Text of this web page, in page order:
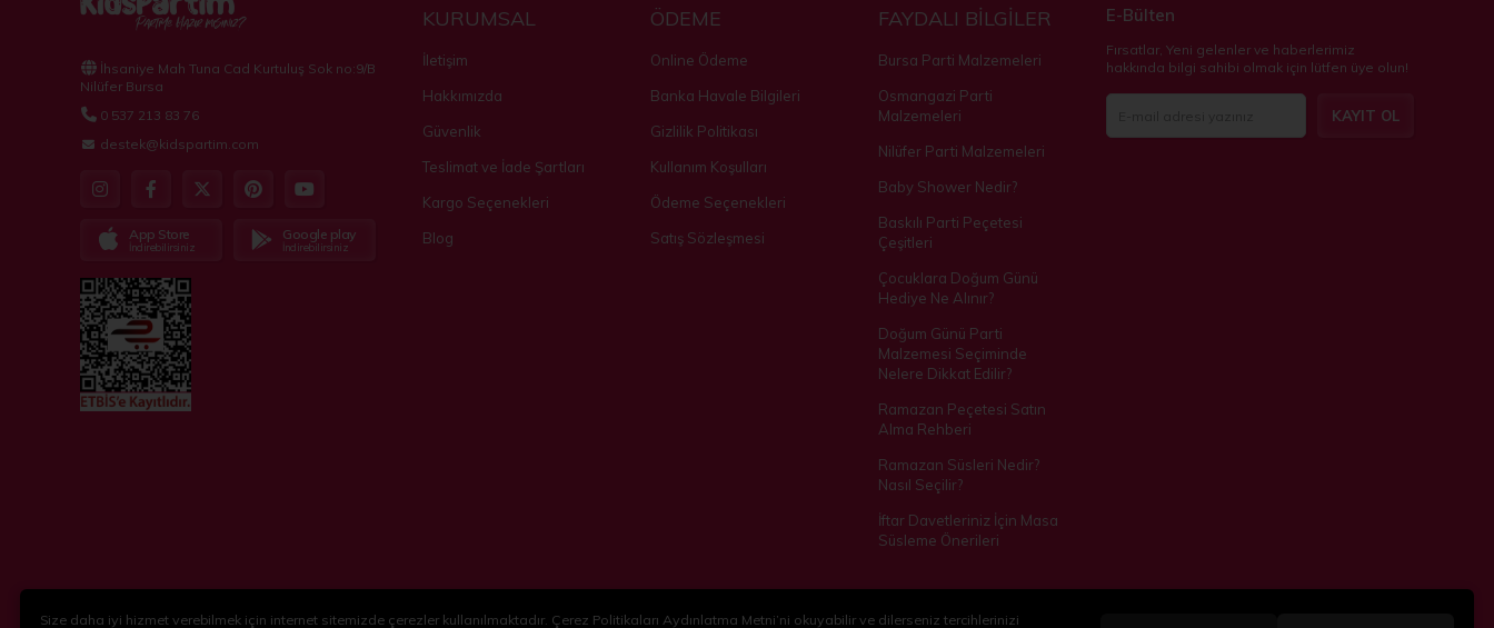
İhsaniye Mah Tuna Cad Kurtuluş Sok no:9/B
Nilüfer Bursa
0 537 213 83 76
destek@kidspartim.com
App Store
İndirebilirsiniz
Google play
İndirebilirsiniz
E-Bülten
Fırsatlar, Yeni gelenler ve haberlerimiz
hakkında bilgi sahibi olmak için lütfen üye olun!
KAYIT OL
KURUMSAL
İletişim
Hakkımızda
Güvenlik
Teslimat ve İade Şartları
Kargo Seçenekleri
Blog
ÖDEME
Online Ödeme
Banka Havale Bilgileri
Gizlilik Politikası
Kullanım Koşulları
Ödeme Seçenekleri
Satış Sözleşmesi
FAYDALI BİLGİLER
Bursa Parti Malzemeleri
Osmangazi Parti
Malzemeleri
Nilüfer Parti Malzemeleri
Baby Shower Nedir?
Baskılı Parti Peçetesi
Çeşitleri
Çocuklara Doğum Günü
Hediye Ne Alınır?
Doğum Günü Parti
Malzemesi Seçiminde
Nelere Dikkat Edilir?
Ramazan Peçetesi Satın
Alma Rehberi
Ramazan Süsleri Nedir?
Nasıl Seçilir?
İftar Davetleriniz İçin Masa
Süsleme Önerileri
Size daha iyi hizmet verebilmek için internet sitemizde çerezler kullanılmaktadır. Çerez Politikaları Aydınlatma Metni’ni okuyabilir ve dilerseniz tercihlerinizi